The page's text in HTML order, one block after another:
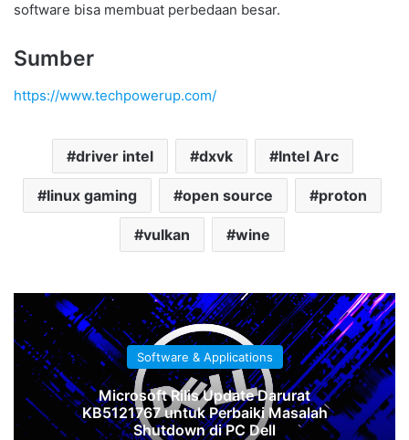
software bisa membuat perbedaan besar.
Sumber
https://www.techpowerup.com/
driver intel dxvk Intel Arc
linux gaming open source proton
vulkan wine
Software & Applications
Microsoft Rilis Update Darurat
KB5121767 untuk Perbaiki Masalah
Shutdown di PC Dell